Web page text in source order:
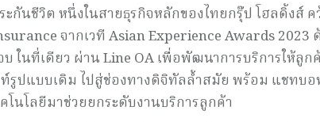
ะกันชีวิต หนึ่งในสายธุรกิจหลักของไทยกรุ๊ป โฮลดิ้งส์
จากเวที Asian Experience Awards 2023
ในที่เดียว ผ่าน Line OA เพื่อพัฒนาการบริการให้ลู
รูปแบบเดิม ไปสู่ช่องทางดิจิทัลล้ำสมัย พร้อม แชทบ
โนโลยีมาช่วยยกระดับงานบริการลูกค้า